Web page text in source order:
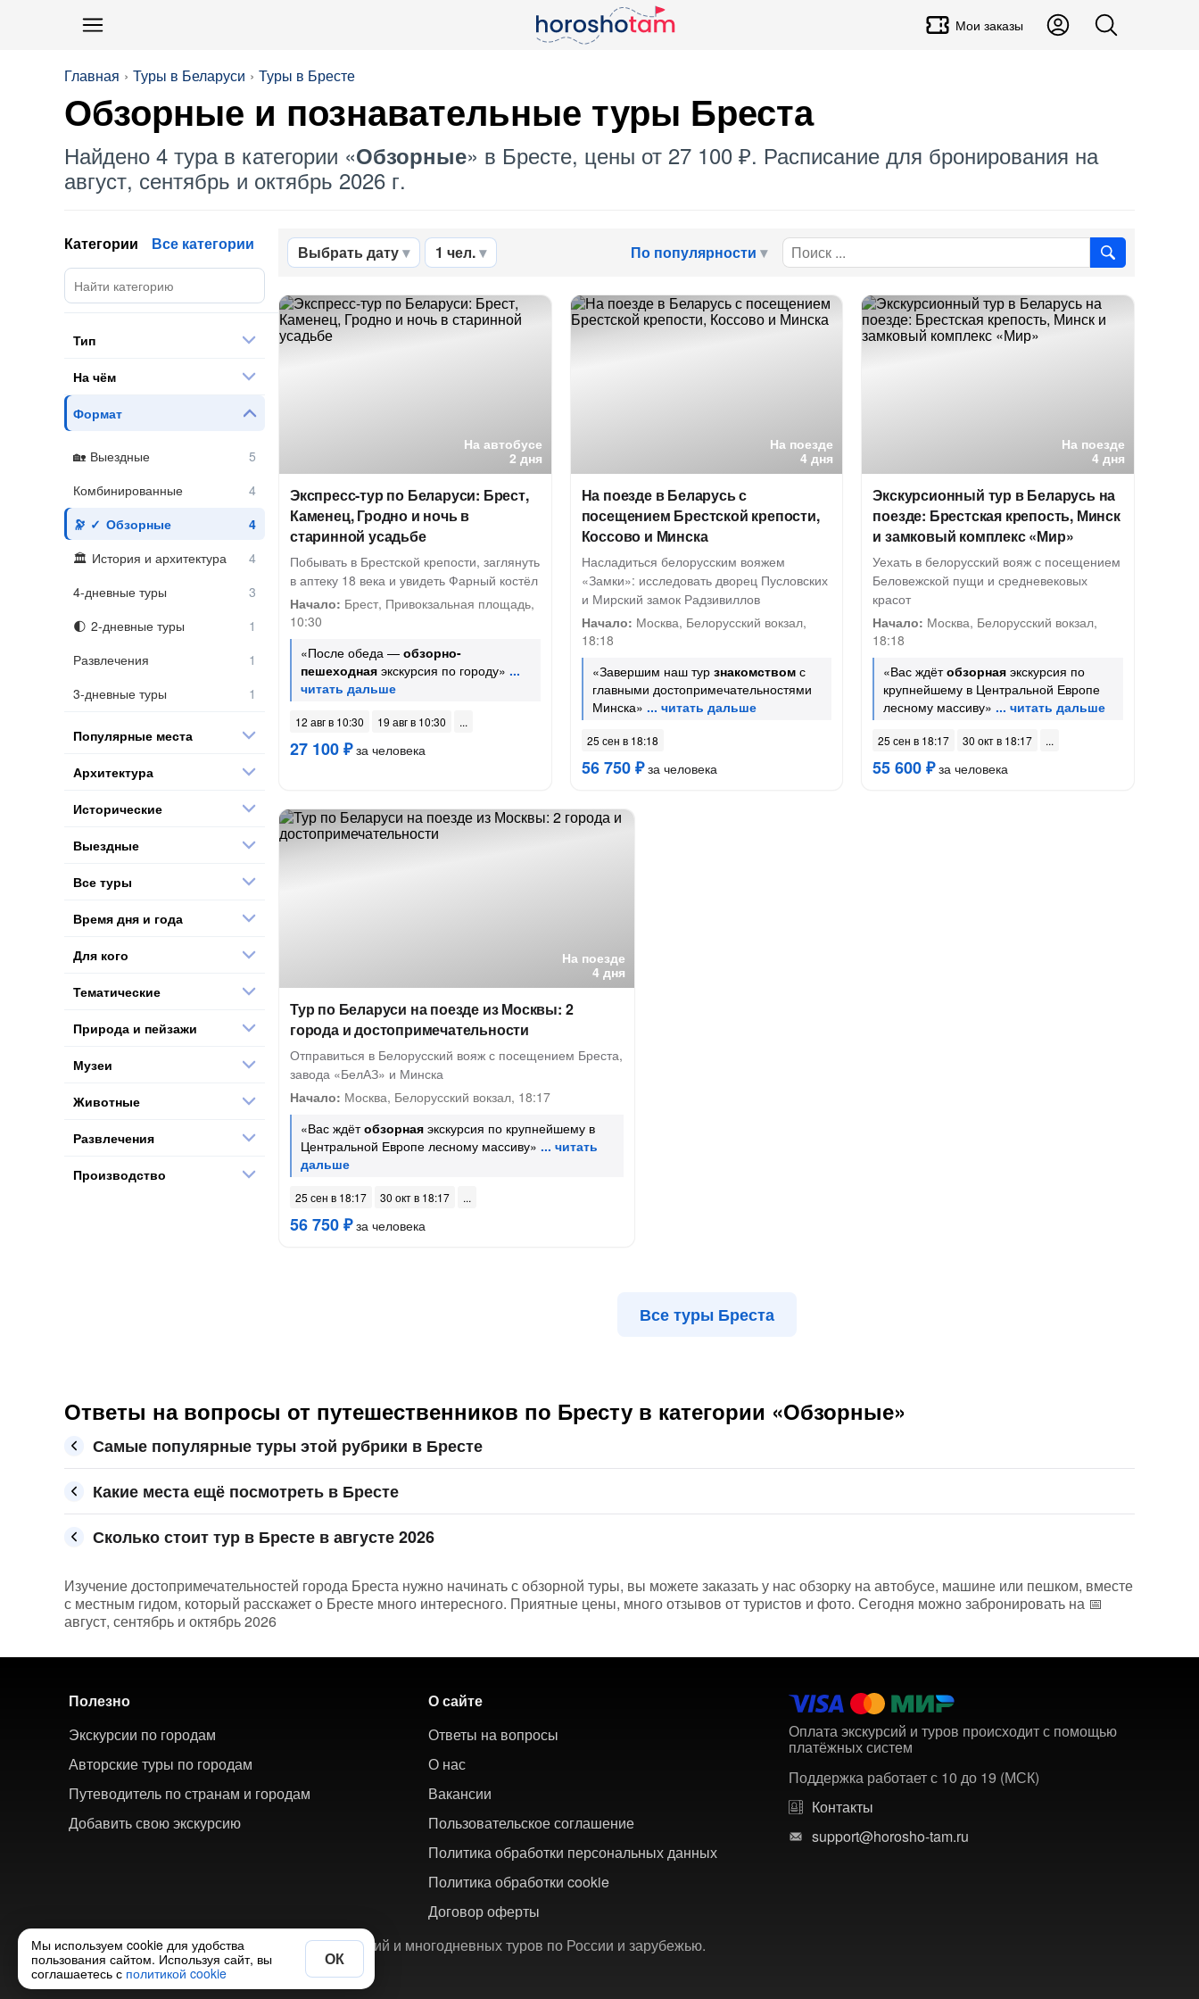
Мои заказы
Главная Туры в Беларуси Туры в Бресте
Обзорные и познавательные туры Бреста
Найдено 4 тура в категории «Обзорные» в Бресте, цены от 27 100 ₽. Расписание для бронирования на
август, сентябрь и октябрь 2026 г.
Выбрать дату 1 чел. По популярности
На автобусе
2 дня
Экспресс-тур по Беларуси: Брест,
Каменец, Гродно и ночь в
старинной усадьбе
Побывать в Брестской крепости, заглянуть
в аптеку 18 века и увидеть Фарный костёл
Начало: Брест, Привокзальная площадь,
10:30
«После обеда — обзорно-
пешеходная экскурсия по городу»
12 авг в 10:30 19 авг в 10:30
27 100 ₽за человека
На поезде
4 дня
На поезде в Беларусь с
посещением Брестской крепости,
Коссово и Минска
Насладиться белорусским вояжем
«Замки»: исследовать дворец Пусловских
и Мирский замок Радзивиллов
Начало: Москва, Белорусский вокзал,
18:18
«Завершим наш тур знакомствомс
главными достопримечательностями
Минска»
25 сен в 18:18
56 750 ₽за человека
На поезде
4 дня
Экскурсионный тур в Беларусь на
поезде: Брестская крепость, Минск
и замковый комплекс «Мир»
Уехать в белорусский вояж с посещением
Беловежской пущи и средневековых
красот
Начало: Москва, Белорусский вокзал,
18:18
«Вас ждётобзорная экскурсия по
крупнейшему в Центральной Европе
лесному массиву»
25 сен в 18:17 30 окт в 18:17
55 600 ₽за человека
На поезде
4 дня
Тур по Беларуси на поезде из Москвы: 2
города и достопримечательности
Отправиться в Белорусский вояж с посещением Бреста,
завода «БелАЗ» и Минска
Начало: Москва, Белорусский вокзал, 18:17
«Вас ждётобзорная экскурсия по крупнейшему в
Центральной Европе лесному массиву»
25 сен в 18:17 30 окт в 18:17
56 750 ₽за человека
Все туры Бреста
Категории Все категории
Тип
На чём
Формат
Выездные
Комбинированные
Обзорные
История и архитектура
4-дневные туры
2-дневные туры
Развлечения
3-дневные туры
Популярные места
Архитектура
Исторические
Выездные
Все туры
Время дня и года
Для кого
Тематические
Природа и пейзажи
Музеи
Животные
Развлечения
Производство
Ответы на вопросы от путешественников по Бресту в категории «Обзорные»
Самые популярные туры этой рубрики в Бресте
Какие места ещё посмотреть в Бресте
Сколько стоит тур в Бресте в августе 2026
Изучение достопримечательностей города Бреста нужно начинать с обзорной туры, вы можете заказать у нас обзорку на автобусе, машине или пешком, вместе
с местным гидом, который расскажет о Бресте много интересного. Приятные цены, много отзывов от туристов и фото. Сегодня можно забронировать на 📅
август, сентябрь и октябрь 2026
Полезно
Экскурсии по городам
Авторские туры по городам
Путеводитель по странам и городам
Добавить свою экскурсию
О сайте
Ответы на вопросы
О нас
Вакансии
Пользовательское соглашение
Политика обработки персональных данных
Политика обработки cookie
Договор оферты
Оплата экскурсий и туров происходит с помощью
платёжных систем
Поддержка работает с 10 до 19 (МСК)
Контакты
support@horosho-tam.ru
© 2018-2026 ХорошоТам — агрегатор экскурсий и многодневных туров по России и зарубежью.
Мы используем cookie для удобства
пользования сайтом. Используя сайт, вы
соглашаетесь с политикой cookie
ОК